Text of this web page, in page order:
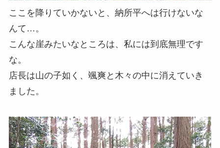
ここを降りていかないと、納所平へは行けないな
んて…。
こんな崖みたいなところは、私には到底無理です
な。
店長は山の子如く、颯爽と木々の中に消えていき
ました。